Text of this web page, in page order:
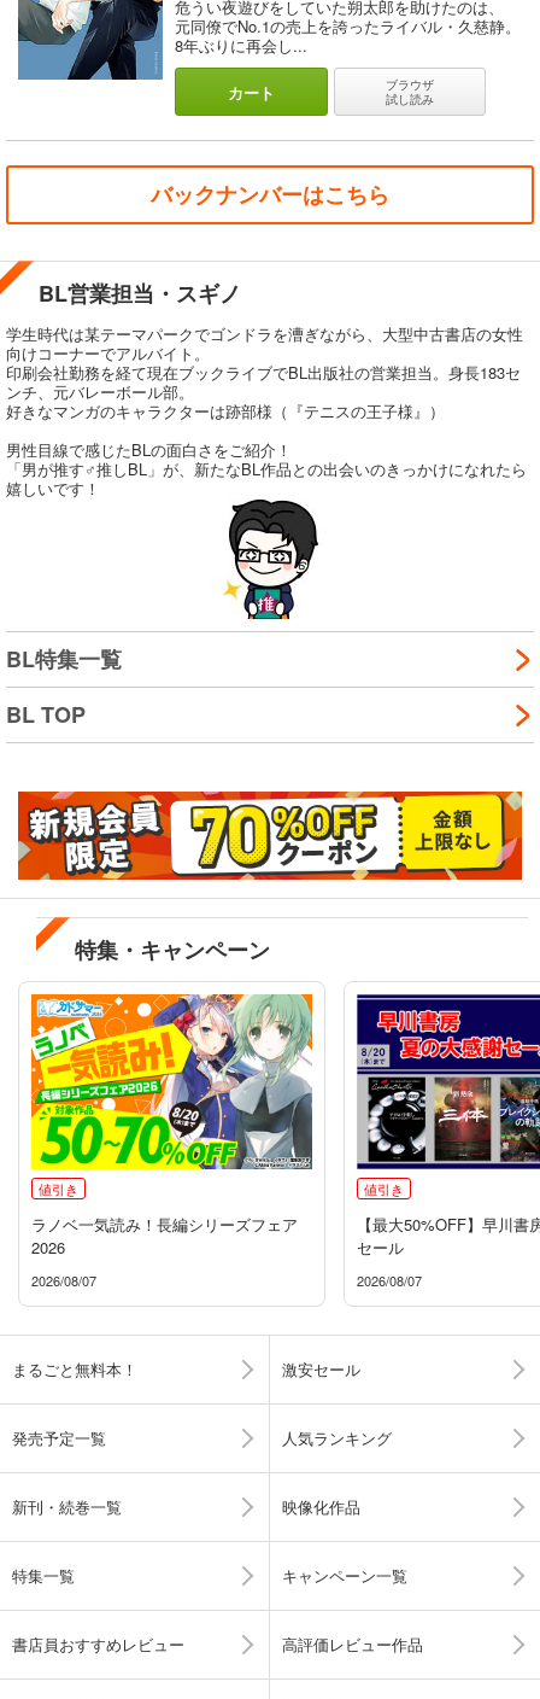
危うい夜遊びをしていた朔太郎を助けたのは、
元同僚でNo.1の売上を誇ったライバル・久慈静。
8年ぶりに再会し...
カート
ブラウザ
試し読み
バックナンバーはこちら
BL営業担当・スギノ
学生時代は某テーマパークでゴンドラを漕ぎながら、大型中古書店の女性
向けコーナーでアルバイト。
印刷会社勤務を経て現在ブックライブでBL出版社の営業担当。身長183セ
ンチ、元バレーボール部。
好きなマンガのキャラクターは跡部様（『テニスの王子様』）
男性目線で感じたBLの面白さをご紹介！
「男が推す♂推しBL」が、新たなBL作品との出会いのきっかけになれたら
嬉しいです！
BL特集一覧
BL TOP
特集・キャンペーン
値引き
ラノベ一気読み！長編シリーズフェア
2026
2026/08/07
値引き
【最大50%OFF】早川書
セール
2026/08/07
まるごと無料本！ 激安セール
発売予定一覧 人気ランキング
新刊・続巻一覧 映像化作品
特集一覧 キャンペーン一覧
書店員おすすめレビュー 高評価レビュー作品